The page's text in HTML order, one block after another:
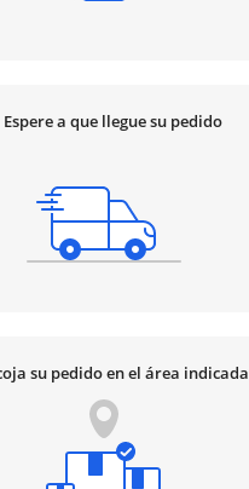
Espere a que llegue su pedido
su pedido en el área indicada